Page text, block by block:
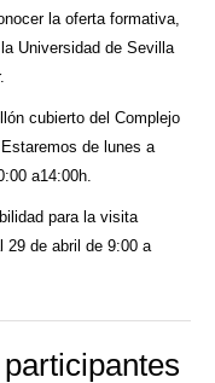
la oferta formativa,
Universidad de Sevilla
cubierto del Complejo
de lunes a
a14:00h.
para la visita
29 de abril de 9:00 a